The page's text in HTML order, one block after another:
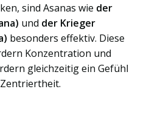
sind Asanas wie der
und der Krieger
besonders effektiv. Diese
Konzentration und
gleichzeitig ein Gefühl